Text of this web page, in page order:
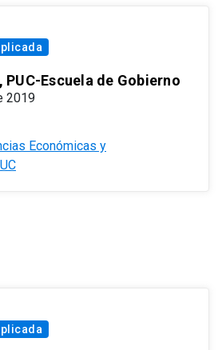
Escuela de Gobierno
2019
Económicas y